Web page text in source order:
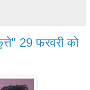
29 फरवरी को